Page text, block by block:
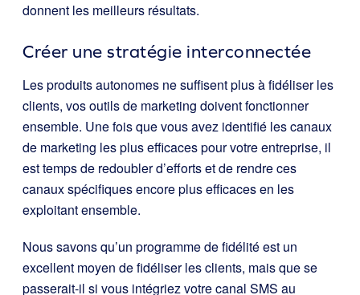
donnent les meilleurs résultats.
Créer une stratégie interconnectée
Les produits autonomes ne suffisent plus à fidéliser les
clients, vos outils de marketing doivent fonctionner
ensemble. Une fois que vous avez identifié les canaux
de marketing les plus efficaces pour votre entreprise, il
est temps de redoubler d’efforts et de rendre ces
canaux spécifiques encore plus efficaces en les
exploitant ensemble.
Nous savons qu’un programme de fidélité est un
excellent moyen de fidéliser les clients, mais que se
passerait-il si vous intégriez votre canal SMS au